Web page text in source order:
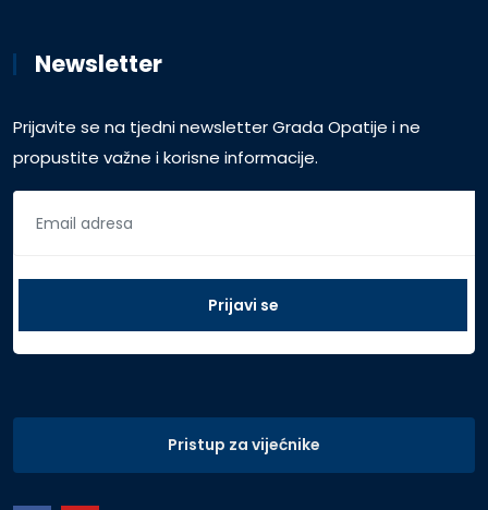
Newsletter
Prijavite se na tjedni newsletter Grada Opatije i ne
propustite važne i korisne informacije.
Pristup za vijećnike